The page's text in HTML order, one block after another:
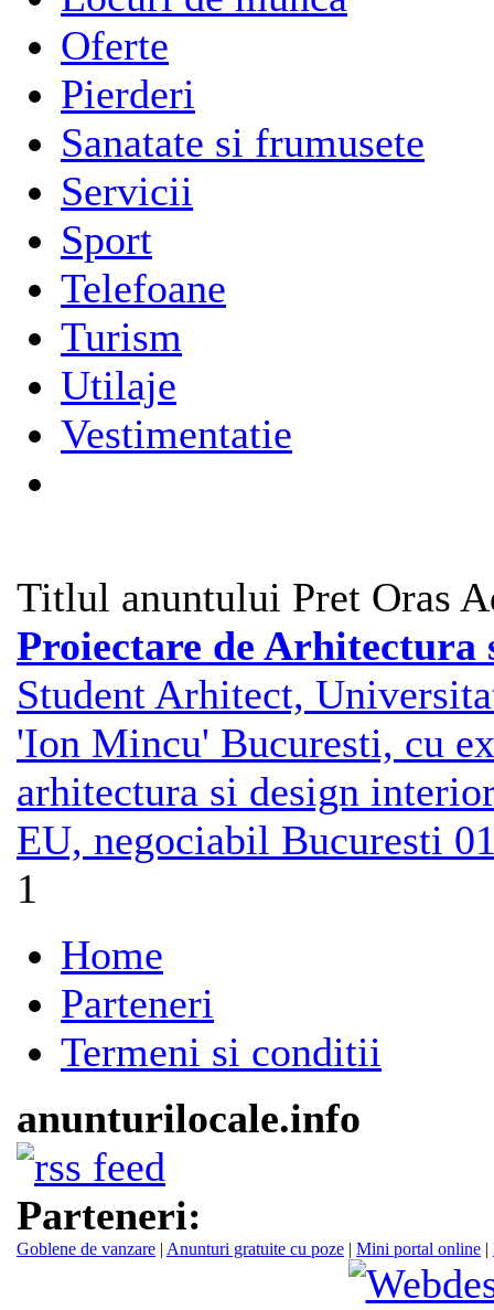
Oferte
Pierderi
Sanatate si frumusete
Servicii
Sport
Telefoane
Turism
Utilaje
Vestimentatie
Titlul anuntului Pret Oras
Proiectare de
Student Arhitect,
'Ion Mincu' Bucuresti, cu
arhitectura si design
EU, negociabil Bucuresti
1
Home
Parteneri
Termeni si conditii
anunturilocale.info
Parteneri:
Goblene de vanzare | Anunturi gratuite cu poze | Mini portal online |